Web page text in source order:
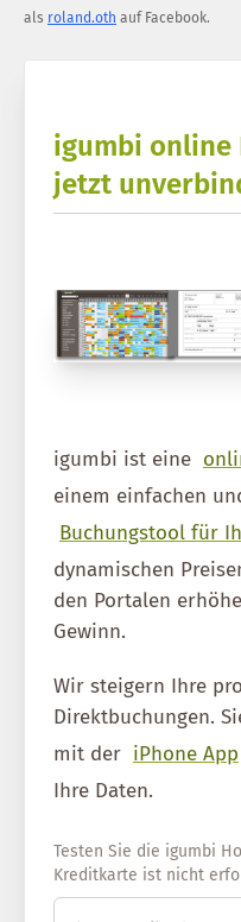
als roland.oth auf Facebook.
igumbi online
jetzt
igumbi ist eine
einem einfachen
Buchungstool für
dynamischen
den Portalen
Gewinn.
Wir steigern Ihre
Direktbuchungen.
mit der iPhone App
Ihre Daten.
Testen Sie die igumbi
Kreditkarte ist nicht